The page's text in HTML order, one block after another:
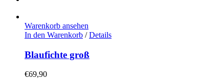
Warenkorb ansehen
In den Warenkorb / Details
Blaufichte groß
€69,90